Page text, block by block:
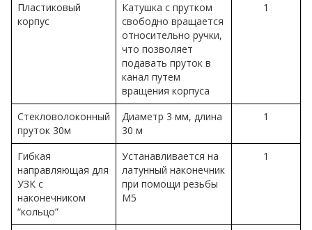
Пластиковый
корпус
Катушка с прутком
свободно вращается
относительно ручки,
что позволяет
подавать пруток в
канал путем
вращения корпуса
1
Стекловолоконный
пруток 30м
Диаметр 3 мм, длина
30 м
1
Гибкая
направляющая для
УЗК с
наконечником
“кольцо”
Устанавливается на
латунный наконечник
при помощи резьбы
М5
1